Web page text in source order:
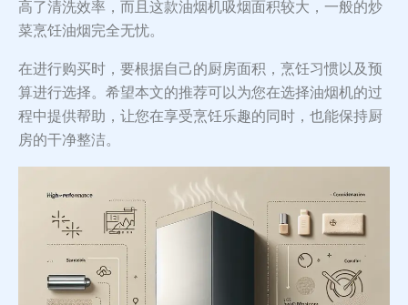
高了清洗效率，而且这款油烟机吸烟面积较大，一般的炒
菜烹饪油烟完全无忧。
在进行购买时，要根据自己的厨房面积，烹饪习惯以及预
算进行选择。希望本文的推荐可以为您在选择油烟机的过
程中提供帮助，让您在享受烹饪乐趣的同时，也能保持厨
房的干净整洁。